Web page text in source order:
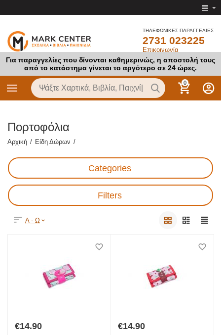
ΤΗΛΕΦΩΝΙΚΕΣ ΠΑΡΑΓΓΕΛΙΕΣ
2731 023225
Επικοινωνία
Για παραγγελίες που δίνονται καθημερινώς, η αποστολή τους
από το κατάστημα γίνεται το αργότερο σε 24 ώρες.
0
Πορτοφόλια
Αρχική / Είδη Δώρων /
Categories
Filters
Α - Ω
€14.90 €14.90